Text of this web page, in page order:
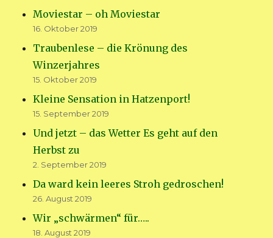
Moviestar – oh Moviestar
16. Oktober 2019
Traubenlese – die Krönung des
Winzerjahres
15. Oktober 2019
Kleine Sensation in Hatzenport!
15. September 2019
Und jetzt – das Wetter Es geht auf den
Herbst zu
2. September 2019
Da ward kein leeres Stroh gedroschen!
26. August 2019
Wir „schwärmen“ für…..
18. August 2019